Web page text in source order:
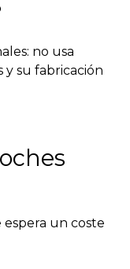
no usa
y su fabricación
espera un coste